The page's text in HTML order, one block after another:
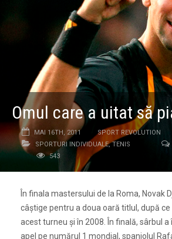
Omul care a uitat să
MAI 16TH, 2011
SPORT REVOLUTION
SPORTURI INDIVIDUALE,TENIS
543
În finala mastersului de la Roma, Novak
câştige pentru a doua oară titlul, după
acest turneu şi în 2008. În finală, sârbul
apel pe numărul 1 mondial, spaniolul